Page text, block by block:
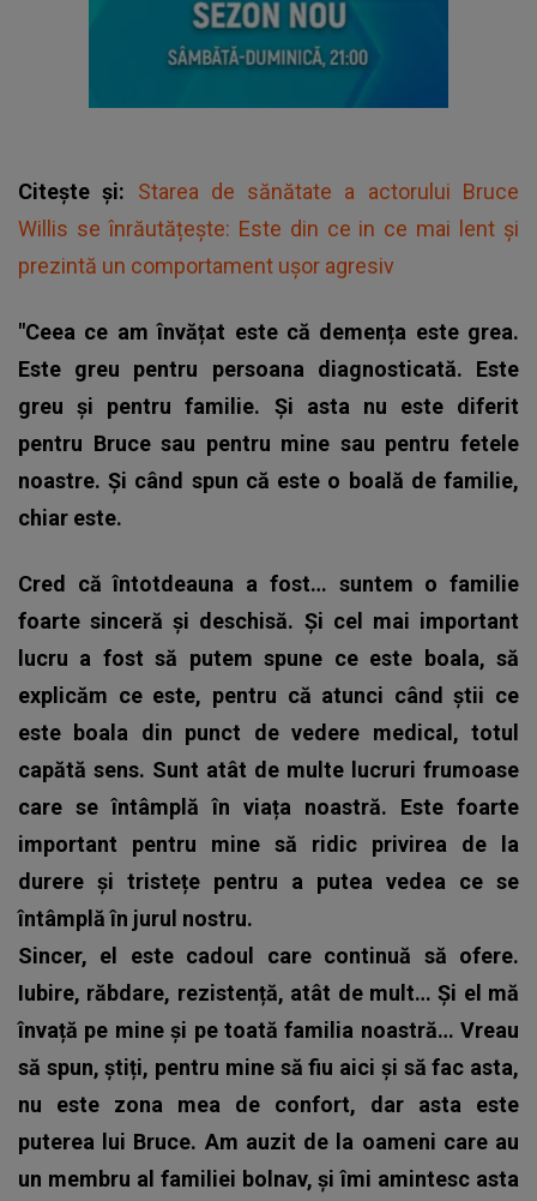
Citește și: Starea de sănătate a actorului Bruce
Willis se înrăutățește: Este din ce in ce mai lent și
prezintă un comportament ușor agresiv
"Ceea ce am învățat este că demența este grea.
Este greu pentru persoana diagnosticată. Este
greu și pentru familie. Și asta nu este diferit
pentru Bruce sau pentru mine sau pentru fetele
noastre. Și când spun că este o boală de familie,
chiar este.
Cred că întotdeauna a fost… suntem o familie
foarte sinceră și deschisă. Și cel mai important
lucru a fost să putem spune ce este boala, să
explicăm ce este, pentru că atunci când știi ce
este boala din punct de vedere medical, totul
capătă sens. Sunt atât de multe lucruri frumoase
care se întâmplă în viața noastră. Este foarte
important pentru mine să ridic privirea de la
durere și tristețe pentru a putea vedea ce se
întâmplă în jurul nostru.
Sincer, el este cadoul care continuă să ofere.
Iubire, răbdare, rezistență, atât de mult… Și el mă
învață pe mine și pe toată familia noastră… Vreau
să spun, știți, pentru mine să fiu aici și să fac asta,
nu este zona mea de confort, dar asta este
puterea lui Bruce. Am auzit de la oameni care au
un membru al familiei bolnav, și îmi amintesc asta